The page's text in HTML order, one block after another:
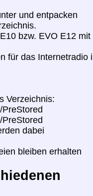
und entpacken
bzw. EVO E12 mit
für das Internetradio
Verzeichnis:
dabei
bleiben erhalten